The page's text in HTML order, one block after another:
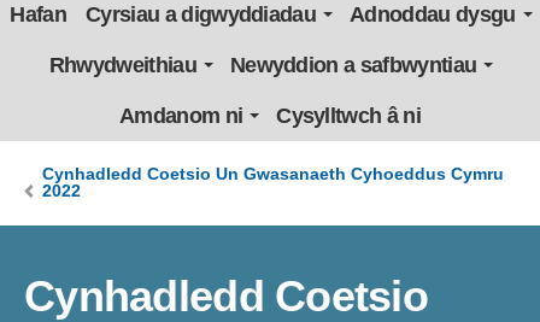
Hafan Cyrsiau a digwyddiadau Adnoddau dysgu
Rhwydweithiau Newyddion a safbwyntiau
Amdanom ni Cysylltwch â ni
Cynhadledd Coetsio Un Gwasanaeth Cyhoeddus Cymru
2022
Cynhadledd Coetsio